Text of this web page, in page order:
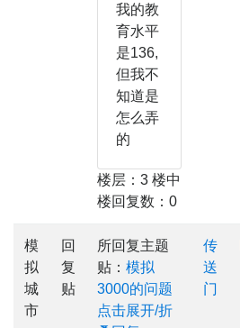
我的教
育水平
是136,
但我不
知道是
怎么弄
的
楼层：3 楼中
楼回复数：0
模
拟
城
市
回
复
贴
所回复主题
贴： 模拟
3000的问题
点击展开/折
传
送
门